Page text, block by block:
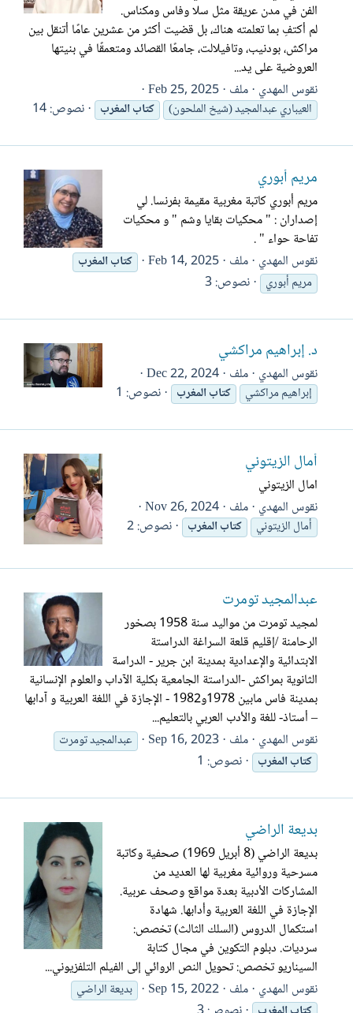
الفن في مدن عريقة مثل سلا وفاس ومكناس.
لم أكتفِ بما تعلمته هناك، بل قضيت أكثر من عشرين عامًا أتنقل بين
مراكش، بودنيب، وتافيلالت، جامعًا القصائد ومتعمقًا في بنيتها
العروضية على يد...
نقوس المهدي ملف Feb 25, 2025
العيباري عبدالمجيد (شيخ الملحون) كتابالمغرب نصوص: 14
مريم أبوري
مريم أبوري كاتبة مغربية مقيمة بفرنسا. لي
إصداران : " محكيات بقايا وشم " و محكيات
تفاحة حواء " .
نقوس المهدي ملف Feb 14, 2025 كتابالمغرب
مريم أبوري
نصوص: 3
د. إبراهيم مراكشي
نقوس المهدي ملف Dec 22, 2024
إبراهيم مراكشي كتابالمغرب نصوص: 1
أمال الزيتوني
امال الزيتوني
نقوس المهدي ملف Nov 26, 2024
أمال الزيتوني كتابالمغرب نصوص: 2
عبدالمجيد تومرت
لمجيد تومرت من مواليد سنة 1958 بصخور
الرحامنة /إقليم قلعة السراغة الدراستة
الابتدائية والإعدادية بمدينة ابن جرير - الدراسة
الثانوية بمراكش -الدراستة الجامعية بكلية الآداب والعلوم الإنسانية
بمدينة فاس مابين 1978و1982 - الإجازة في اللغة العربية و آدابها
– أستاذ- للغة والأدب العربي بالتعليم...
نقوس المهدي ملف Sep 16, 2023
عبدالمجيد تومرت
كتابالمغرب نصوص: 1
بديعة الراضي
بديعة الراضي (8 أبريل 1969) صحفية وكاتبة
مسرحية وروائية مغربية لها العديد من
المشاركات الأدبية بعدة مواقع وصحف عربية.
الإجازة في اللغة العربية وأدابها. شهادة
استكمال الدروس (السلك الثالث) تخصص:
سرديات. دبلوم التكوين في مجال كتابة
السيناريو تخصص: تحويل النص الروائي إلى الفيلم التلفزيوني...
نقوس المهدي ملف Sep 15, 2022
بديعة الراضي